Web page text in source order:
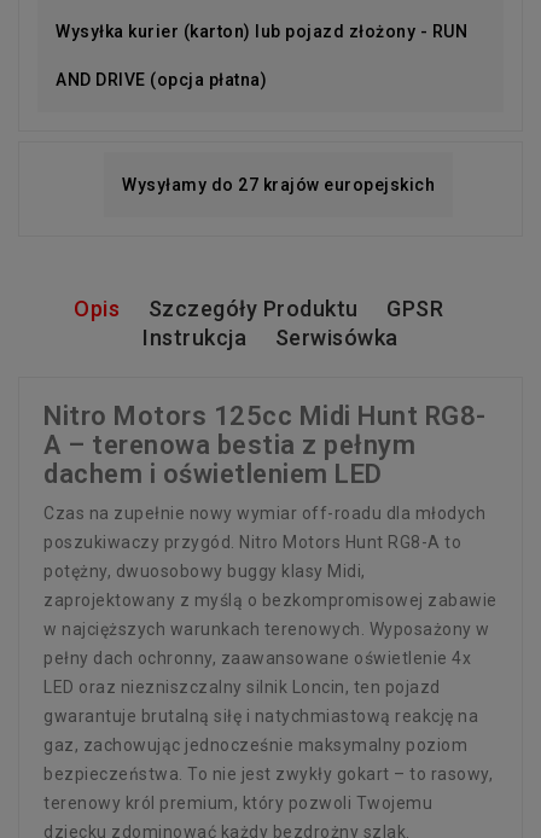
Wysyłka kurier (karton) lub pojazd złożony - RUN
AND DRIVE (opcja płatna)
Wysyłamy do 27 krajów europejskich
Opis Szczegóły Produktu
GPSR
Instrukcja
Serwisówka
Nitro Motors 125cc Midi Hunt RG8-
A – terenowa bestia z pełnym
dachem i oświetleniem LED
Czas na zupełnie nowy wymiar off-roadu dla młodych
poszukiwaczy przygód. Nitro Motors Hunt RG8-A to
potężny, dwuosobowy buggy klasy Midi,
zaprojektowany z myślą o bezkompromisowej zabawie
w najcięższych warunkach terenowych. Wyposażony w
pełny dach ochronny, zaawansowane oświetlenie 4x
LED oraz niezniszczalny silnik Loncin, ten pojazd
gwarantuje brutalną siłę i natychmiastową reakcję na
gaz, zachowując jednocześnie maksymalny poziom
bezpieczeństwa. To nie jest zwykły gokart – to rasowy,
terenowy król premium, który pozwoli Twojemu
dziecku zdominować każdy bezdrożny szlak.